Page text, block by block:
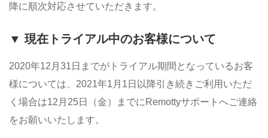
降に順次対応させていただきます。
▼ 現在トライアル中のお客様について
2020年12月31日までがトライアル期間となっているお客
様については、2021年1月1日以降引き続きご利用いただ
く場合は12月25日（金）までにRemottyサポートへご連絡
をお願いいたします。